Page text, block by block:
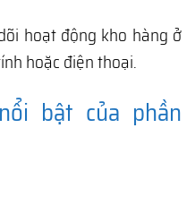
hoạt động kho hàng ở
hoặc điện thoại.
bật của phần